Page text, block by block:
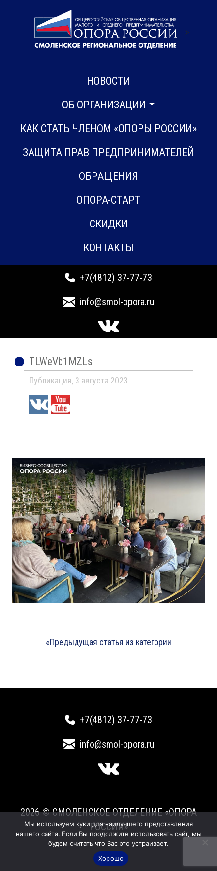
+7(4812) 37-77-73
info@smol-opora.ru
>
НОВОСТИ
ОБ ОРГАНИЗАЦИИ
КАК СТАТЬ ЧЛЕНОМ «ОПОРЫ РОССИИ»
ЗАЩИТА ПРАВ ПРЕДПРИНИМАТЕЛЕЙ
ОБРАЩЕНИЯ
ОПОРА-СТАРТ
СКИДКИ
КОНТАКТЫ
TLWeVb1MZLs
Публикация, 3 августа 2023
«Предыдущая статья из категории
Мы используем куки для наилучшего представления
нашего сайта. Если Вы продолжите использовать сайт, мы
будем считать что Вас это устраивает.
Хорошо
+7(4812) 37-77-73
info@smol-opora.ru
2026 © СМОЛЕНСКОЕ ОТДЕЛЕНИЕ «ОПОРА
РОССИИ»